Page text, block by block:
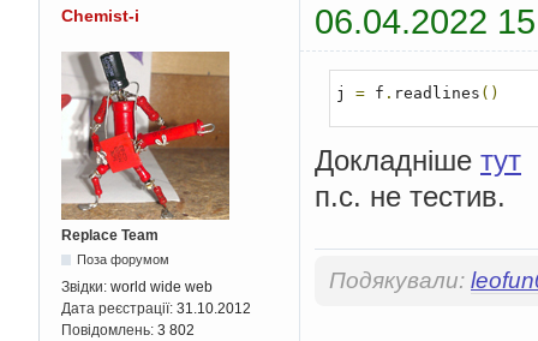
Chemist-i 06.04.2022
Replace Team
Поза форумом
Звідки: world wide web
Дата реєстрації: 31.10.2012
Повідомлень: 3 802
j = f . readlines ()
Докладніше тут
п.с. не тестив.
Подякували: